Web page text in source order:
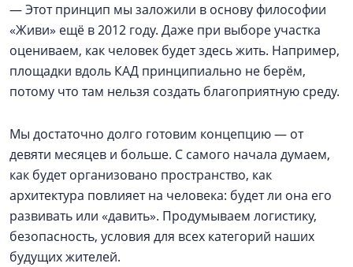
— Этот принцип мы заложили в основу философии
«Живи» ещё в 2012 году. Даже при выборе участка
оцениваем, как человек будет здесь жить. Например,
площадки вдоль КАД принципиально не берём,
потому что там нельзя создать благоприятную среду.
Мы достаточно долго готовим концепцию — от
девяти месяцев и больше. С самого начала думаем,
как будет организовано пространство, как
архитектура повлияет на человека: будет ли она его
развивать или «давить». Продумываем логистику,
безопасность, условия для всех категорий наших
будущих жителей.